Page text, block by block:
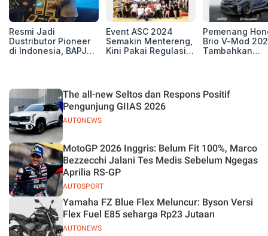
Resmi Jadi
Dustributor Pioneer
di Indonesia, BAPJ
Event ASC 2024
Semakin Mentereng,
Kini Pakai Regulasi
Pemenang
Brio V-Mod
Tambahkan
AUTONEWS
The all-new Seltos dan Respons Positif
Pengunjung GIIAS 2026
AUTOSPORT
MotoGP 2026 Inggris: Belum Fit 100%, Marco
Bezzecchi Jalani Tes Medis Sebelum Ngegas
Aprilia RS-GP
AUTONEWS
Yamaha FZ Blue Flex Meluncur: Byson Versi
Flex Fuel E85 seharga Rp23 Jutaan